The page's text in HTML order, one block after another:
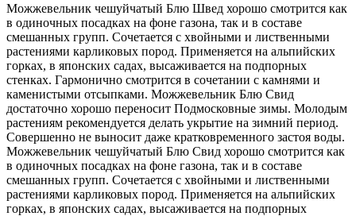
Можжевельник чешуйчатый Блю Швед хорошо смотрится как
в одиночных посадках на фоне газона, так и в составе
смешанных групп. Сочетается с хвойными и лиственными
растениями карликовых пород. Применяется на альпийских
горках, в японских садах, высаживается на подпорных
стенках. Гармонично смотрится в сочетании с камнями и
каменистыми отсыпками. Можжевельник Блю Свид
достаточно хорошо переносит Подмосковные зимы. Молодым
растениям рекомендуется делать укрытие на зимний период.
Совершенно не выносит даже кратковременного застоя воды.
Можжевельник чешуйчатый Блю Свид хорошо смотрится как
в одиночных посадках на фоне газона, так и в составе
смешанных групп. Сочетается с хвойными и лиственными
растениями карликовых пород. Применяется на альпийских
горках, в японских садах, высаживается на подпорных